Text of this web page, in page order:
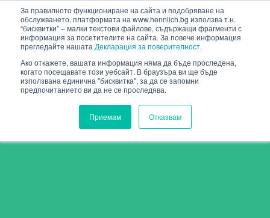
За правилното функциониране на сайта и подобряване на
обслужването, платформата на www.hennlich.bg използва т.н.
“бисквитки” – малки текстови файлове, съдържащи фрагменти с
информация за посетителите на сайта. За повече информация
прегледайте нашата Декларация за поверителност.
Ако откажете, вашата информация няма да бъде проследена,
когато посещавате този уебсайт. В браузъра ви ще бъде
използвана единична "бисквитка", за да се запомни
предпочитанието ви да не се проследява.
Приемам Отказвам
HENNLICH